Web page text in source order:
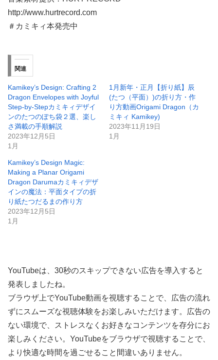
http://www.hurtrecord.com
＃カミキィ本発売中
関連
Kamikey’s Design: Crafting 2
Dragon Envelopes with Joyful
Step-by-Stepカミキィデザイ
ンのたつのぽち袋２選、楽し
さ満載の手順解説
2023年12月5日
1月
1月新年・正月【折り紙】辰
(たつ（平面）)の折り方・作
り方動画Origami Dragon（カ
ミキィ Kamikey)
2023年11月19日
1月
Kamikey’s Design Magic:
Making a Planar Origami
Dragon Darumaカミキィデザ
インの魔法：平面タイプの折
り紙たつだるまの作り方
2023年12月5日
1月
YouTubeは、30秒のスキップできない広告を導入すると
発表しましたね。
ブラウザ上でYouTube動画を視聴することで、広告の流れ
ずにスムーズな視聴体験をお楽しみいただけます。広告の
ない環境で、ストレスなくお好きなコンテンツを存分にお
楽しみください。YouTubeをブラウザで視聴することで、
より快適な時間を過ごせること間違いありません。